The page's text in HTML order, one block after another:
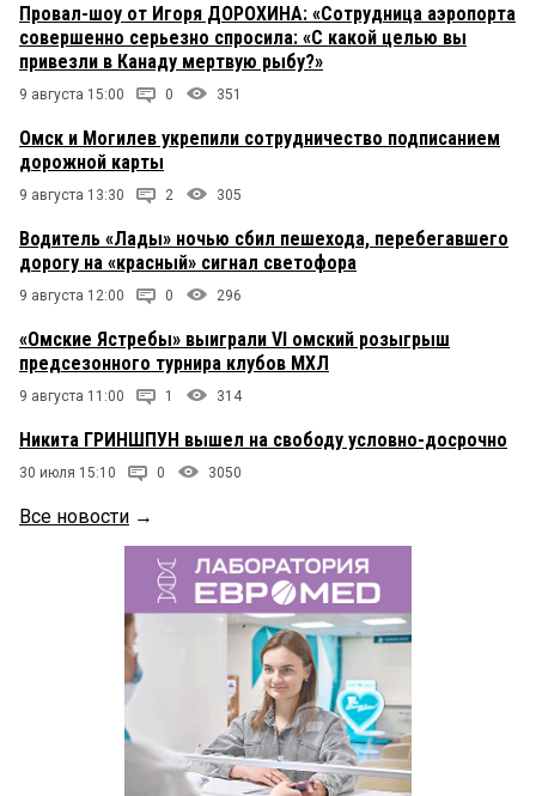
Провал-шоу от Игоря ДОРОХИНА: «Сотрудница аэропорта
совершенно серьезно спросила: «С какой целью вы
привезли в Канаду мертвую рыбу?»
9 августа 15:00 0 351
Омск и Могилев укрепили сотрудничество подписанием
дорожной карты
9 августа 13:30 2 305
Водитель «Лады» ночью сбил пешехода, перебегавшего
дорогу на «красный» сигнал светофора
9 августа 12:00 0 296
«Омские Ястребы» выиграли VI омский розыгрыш
предсезонного турнира клубов МХЛ
9 августа 11:00 1 314
Никита ГРИНШПУН вышел на свободу условно-досрочно
30 июля 15:10 0 3050
Все новости →